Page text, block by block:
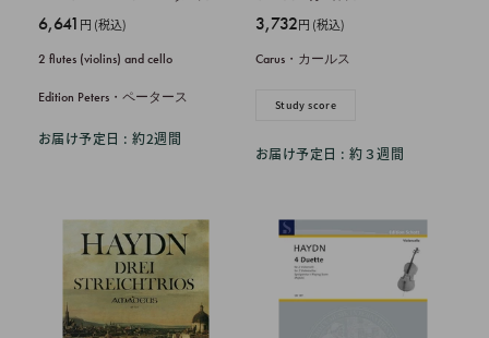
販
価
格
6,641 円 (税込)
2 flutes (violins) and cello
Edition Peters・ペータース
お届け予定日 : 約2週間
販
価
3,732円 (税込)
Carus・カールス
Study score
お届け予定日 : 約３週間